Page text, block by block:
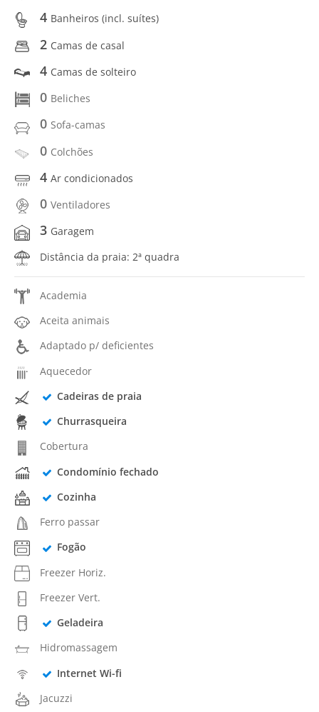
4 Banheiros (incl. suítes)
2 Camas de casal
4 Camas de solteiro
0 Beliches
0 Sofa-camas
0 Colchões
4 Ar condicionados
0 Ventiladores
3 Garagem
Distância da praia: 2ª quadra
Academia
Aceita animais
Adaptado p/ deficientes
Aquecedor
Cadeiras de praia
Churrasqueira
Cobertura
Condomínio fechado
Cozinha
Ferro passar
Fogão
Freezer Horiz.
Freezer Vert.
Geladeira
Hidromassagem
Internet Wi-fi
Jacuzzi